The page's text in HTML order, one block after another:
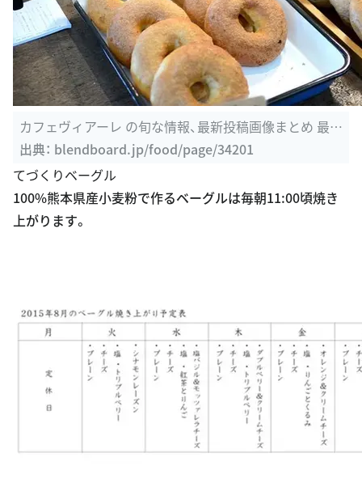
カフェヴィアーレ の旬な情報、最新投稿画像まとめ 最
新記事グルメ ...
出典： blendboard.jp/food/page/34201
てづくりベーグル
100%熊本県産小麦粉で作るベーグルは毎朝11:00頃焼き
上がります。